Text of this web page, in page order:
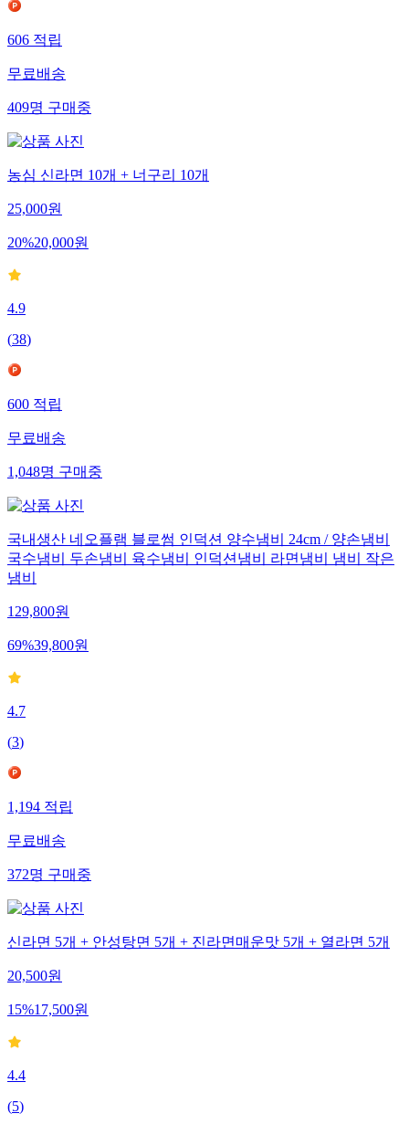
606적립
무료배송
409명구매중
농심 신라면 10개 + 너구리 10개
25,000원
20%20,000원
4.9
(38)
600적립
무료배송
1,048명구매중
국내생산 네오플램 블로썸 인덕션 양수냄비 24cm / 양손냄비
국수냄비 두손냄비 육수냄비 인덕션냄비 라면냄비 냄비 작은
냄비
129,800원
69%39,800원
4.7
(3)
1,194적립
무료배송
372명구매중
신라면 5개 + 안성탕면 5개 + 진라면매운맛 5개 + 열라면 5개
20,500원
15%17,500원
4.4
(5)